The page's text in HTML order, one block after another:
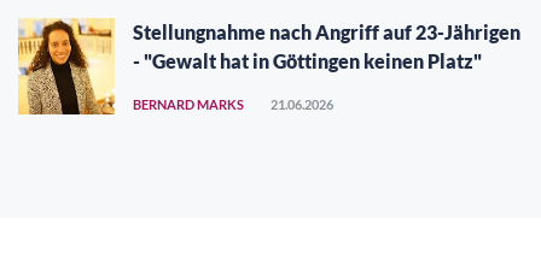
Stellungnahme nach Angriff auf 23-Jährigen
- "Gewalt hat in Göttingen keinen Platz"
BERNARD MARKS 21.06.2026